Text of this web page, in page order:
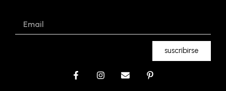
suscribirse
F
a
I
E
P